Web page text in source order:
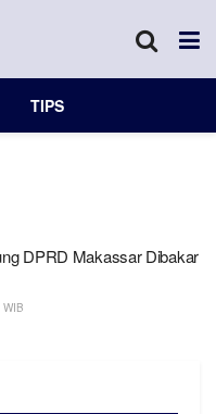
TIPS
DPRD Makassar Dibakar